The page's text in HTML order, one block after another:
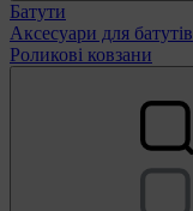
Батути
Аксесуари для батутів
Роликові ковзани